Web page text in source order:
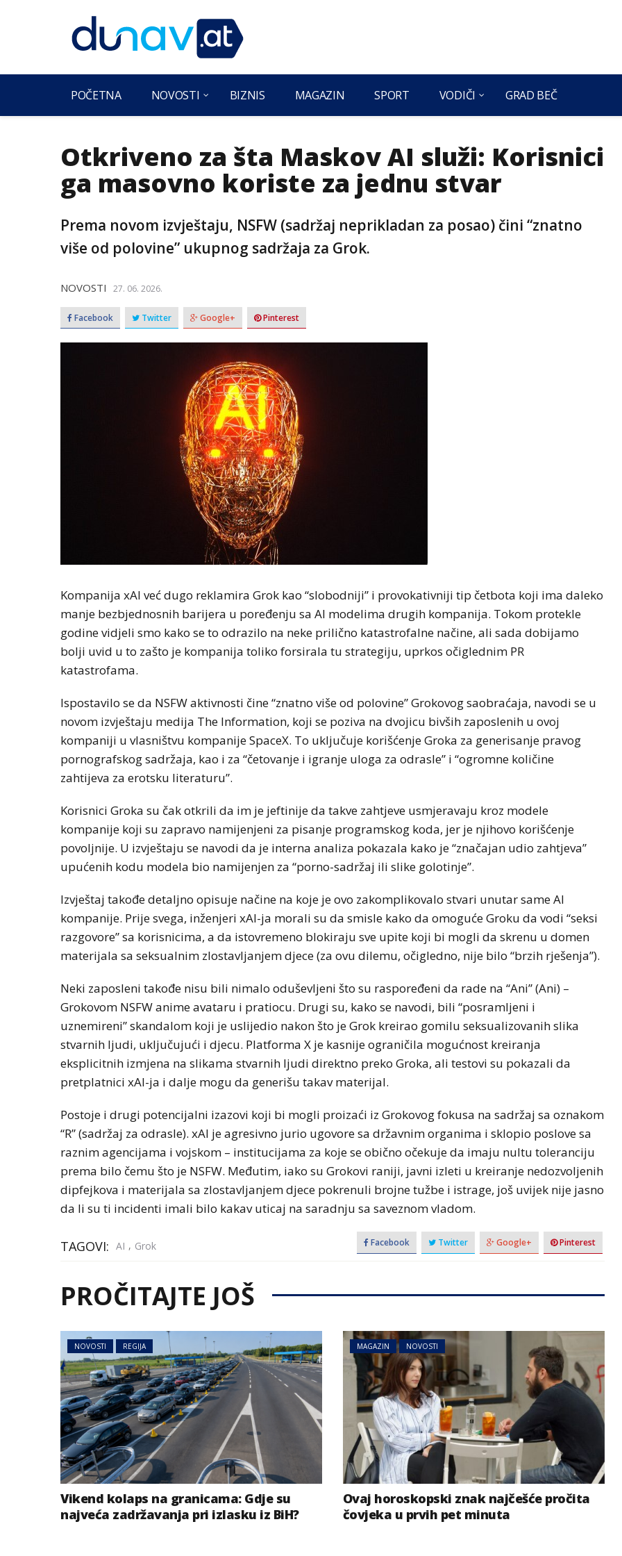
POČETNA NOVOSTI BIZNIS MAGAZIN SPORT VODIČI GRAD BEČ
Otkriveno za šta Maskov AI služi: Korisnici
ga masovno koriste za jednu stvar
Prema novom izvještaju, NSFW (sadržaj neprikladan za posao) čini “znatno
više od polovine” ukupnog sadržaja za Grok.
NOVOSTI 27. 06. 2026.
Facebook Twitter Google+ Pinterest
Kompanija xAI već dugo reklamira Grok kao “slobodniji” i provokativniji tip četbota koji ima daleko
manje bezbjednosnih barijera u poređenju sa AI modelima drugih kompanija. Tokom protekle
godine vidjeli smo kako se to odrazilo na neke prilično katastrofalne načine, ali sada dobijamo
bolji uvid u to zašto je kompanija toliko forsirala tu strategiju, uprkos očiglednim PR
katastrofama.
Ispostavilo se da NSFW aktivnosti čine “znatno više od polovine” Grokovog saobraćaja, navodi se u
novom izvještaju medija The Information, koji se poziva na dvojicu bivših zaposlenih u ovoj
kompaniji u vlasništvu kompanije SpaceX. To uključuje korišćenje Groka za generisanje pravog
pornografskog sadržaja, kao i za “četovanje i igranje uloga za odrasle” i “ogromne količine
zahtijeva za erotsku literaturu”.
Korisnici Groka su čak otkrili da im je jeftinije da takve zahtjeve usmjeravaju kroz modele
kompanije koji su zapravo namijenjeni za pisanje programskog koda, jer je njihovo korišćenje
povoljnije. U izvještaju se navodi da je interna analiza pokazala kako je “značajan udio zahtjeva”
upućenih kodu modela bio namijenjen za “porno-sadržaj ili slike golotinje”.
Izvještaj takođe detaljno opisuje načine na koje je ovo zakomplikovalo stvari unutar same AI
kompanije. Prije svega, inženjeri xAI-ja morali su da smisle kako da omoguće Groku da vodi “seksi
razgovore” sa korisnicima, a da istovremeno blokiraju sve upite koji bi mogli da skrenu u domen
materijala sa seksualnim zlostavljanjem djece (za ovu dilemu, očigledno, nije bilo “brzih rješenja”).
Neki zaposleni takođe nisu bili nimalo oduševljeni što su raspoređeni da rade na “Ani” (Ani) –
Grokovom NSFW anime avataru i pratiocu. Drugi su, kako se navodi, bili “posramljeni i
uznemireni” skandalom koji je uslijedio nakon što je Grok kreirao gomilu seksualizovanih slika
stvarnih ljudi, uključujući i djecu. Platforma X je kasnije ograničila mogućnost kreiranja
eksplicitnih izmjena na slikama stvarnih ljudi direktno preko Groka, ali testovi su pokazali da
pretplatnici xAI-ja i dalje mogu da generišu takav materijal.
Postoje i drugi potencijalni izazovi koji bi mogli proizaći iz Grokovog fokusa na sadržaj sa oznakom
“R” (sadržaj za odrasle). xAI je agresivno jurio ugovore sa državnim organima i sklopio poslove sa
raznim agencijama i vojskom – institucijama za koje se obično očekuje da imaju nultu toleranciju
prema bilo čemu što je NSFW. Međutim, iako su Grokovi raniji, javni izleti u kreiranje nedozvoljenih
dipfejkova i materijala sa zlostavljanjem djece pokrenuli brojne tužbe i istrage, još uvijek nije jasno
da li su ti incidenti imali bilo kakav uticaj na saradnju sa saveznom vladom.
TAGOVI: AI , Grok Facebook Twitter Google+ Pinterest
PROČITAJTE JOŠ
NOVOSTI REGIJA
Vikend kolaps na granicama: Gdje su
najveća zadržavanja pri izlasku iz BiH?
MAGAZIN NOVOSTI
Ovaj horoskopski znak najčešće pročita
čovjeka u prvih pet minuta